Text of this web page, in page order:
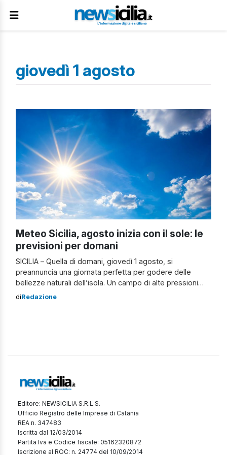
giovedì 1 agosto
Meteo Sicilia, agosto inizia con il sole: le
previsioni per domani
SICILIA – Quella di domani, giovedì 1 agosto, si
preannuncia una giornata perfetta per godere delle
bellezze naturali dell’isola. Un campo di alte pressioni
abbraccia la regione, garantendo tempo stabile e
diRedazione
Editore: NEWSICILIA S.R.L.S.
Ufficio Registro delle Imprese di Catania
REA n. 347483
Iscritta dal 12/03/2014
Partita Iva e Codice fiscale: 05162320872
Iscrizione al ROC: n. 24774 del 10/09/2014